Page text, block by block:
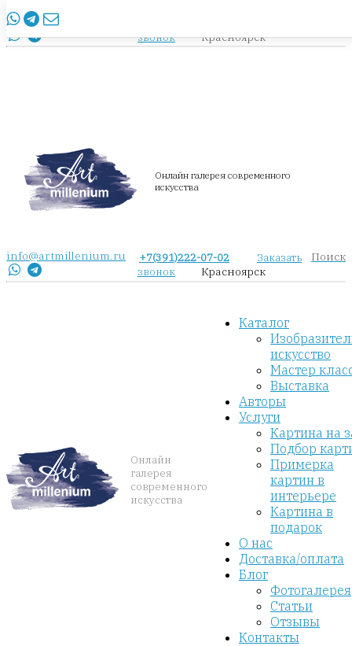
info@artmillenium.ru
звонок
Красноярск
Онлайн галерея современного
искусства
info@artmillenium.ru +7(391)222-07-02
Заказать
звонок
Красноярск
Поиск
Онлайн
галерея
современного
искусства
Каталог
искусство
Мастер
Выставка
Авторы
Услуги
Картина на
Подбор
Примерка
картин в
интерьере
Картина в
подарок
О нас
Доставка/оплата
Блог
Фотогалерея
Статьи
Отзывы
Контакты